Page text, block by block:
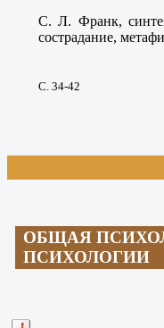
С. Л. Франк,
сострадание,
С. 34-42
ОБЩАЯ
ПСИХОЛОГИИ